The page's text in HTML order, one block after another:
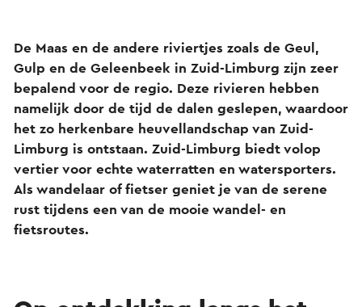
De Maas en de andere riviertjes zoals de Geul,
Gulp en de Geleenbeek in Zuid-Limburg zijn zeer
bepalend voor de regio. Deze rivieren hebben
namelijk door de tijd de dalen geslepen, waardoor
het zo herkenbare heuvellandschap van Zuid-
Limburg is ontstaan. Zuid-Limburg biedt volop
vertier voor echte waterratten en watersporters.
Als wandelaar of fietser geniet je van de serene
rust tijdens een van de mooie wandel- en
fietsroutes.